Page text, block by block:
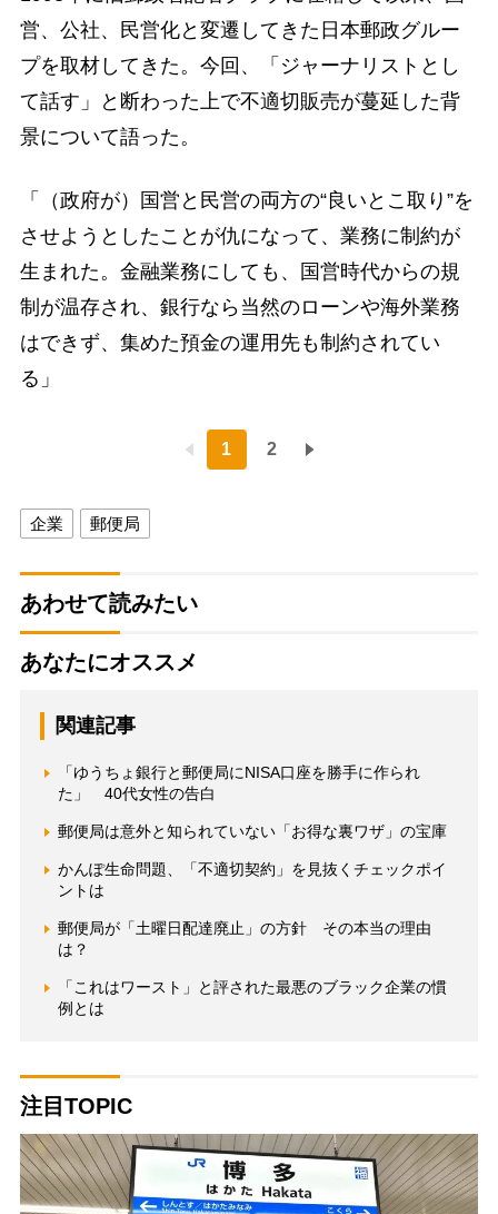
営、公社、民営化と変遷してきた日本郵政グルー
プを取材してきた。今回、「ジャーナリストとし
て話す」と断わった上で不適切販売が蔓延した背
景について語った。
「（政府が）国営と民営の両方の“良いとこ取り”を
させようとしたことが仇になって、業務に制約が
生まれた。金融業務にしても、国営時代からの規
制が温存され、銀行なら当然のローンや海外業務
はできず、集めた預金の運用先も制約されてい
る」
1 2
企業 郵便局
あわせて読みたい
あなたにオススメ
関連記事
「ゆうちょ銀行と郵便局にNISA口座を勝手に作られ
た」 40代女性の告白
郵便局は意外と知られていない「お得な裏ワザ」の宝庫
かんぽ生命問題、「不適切契約」を見抜くチェックポイ
ントは
郵便局が「土曜日配達廃止」の方針 その本当の理由
は？
「これはワースト」と評された最悪のブラック企業の慣
例とは
注目TOPIC